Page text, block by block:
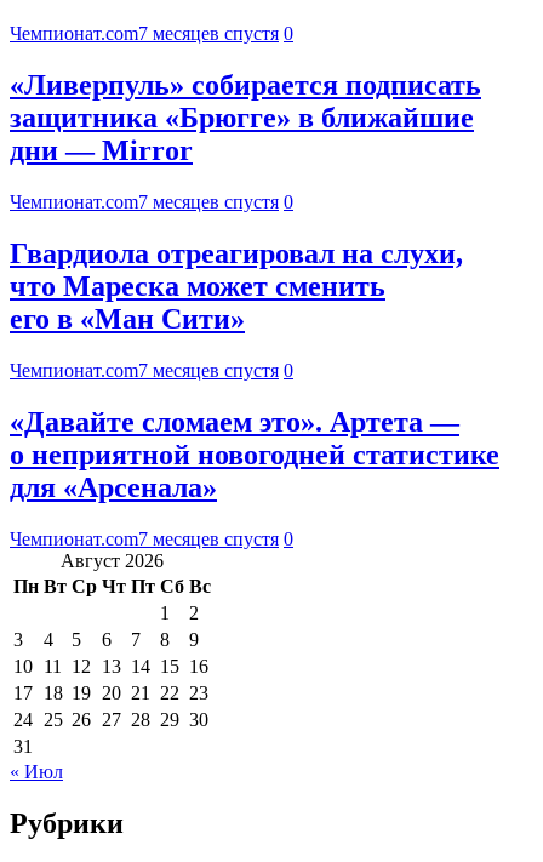
Чемпионат.com7 месяцев спустя 0
«Ливерпуль» собирается подписать
защитника «Брюгге» в ближайшие
дни — Mirror
Чемпионат.com7 месяцев спустя 0
Гвардиола отреагировал на слухи,
что Мареска может сменить
его в «Ман Сити»
Чемпионат.com7 месяцев спустя 0
«Давайте сломаем это». Артета —
о неприятной новогодней статистике
для «Арсенала»
Чемпионат.com7 месяцев спустя 0
Август 2026
Пн Вт Ср Чт Пт Сб Вс
1
2
3
4 5 6 7 8
9
10 11 12 13 14 15 16
17 18 19 20 21 22 23
24 25 26 27 28 29 30
31
« Июл
Рубрики